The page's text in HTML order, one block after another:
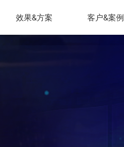
效果&方案 客户&案例